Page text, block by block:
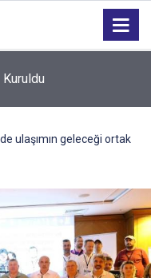
Edildi''
ulaşımın geleceği ortak